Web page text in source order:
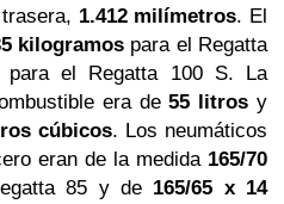
1.412 milímetros. El
kilogramospara el Regatta
el Regatta 100 S. La
era de55 litros y
cúbicos. Los neumáticos
eran de la medida 165/70
85 y de 165/65 x 14